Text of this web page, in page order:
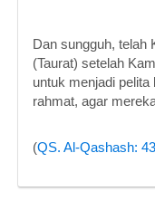
Dan sungguh, telah
(Taurat) setelah
untuk menjadi
rahmat, agar
(QS. Al-Qashash: 43